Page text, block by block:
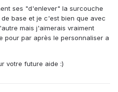
ses "d'enlever" la surcouche
base et je c'est bien que avec
mais j'aimerais vraiment
pour par après le personnaliser a
votre future aide :)